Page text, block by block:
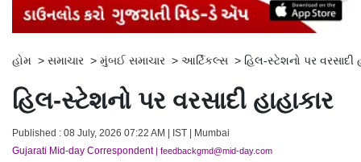
હોમ > સમાચાર > મુંબઈ સમાચાર > આર્ટિકલ્સ > હિલ-સ્ટેશનો પર વરસાદી
હિલ-સ્ટેશનો પર વરસાદી હાહાકાર
Published : 08 July, 2026 07:22 AM | IST | Mumbai
Gujarati Mid-day Correspondent| feedbackgmd@mid-day.com